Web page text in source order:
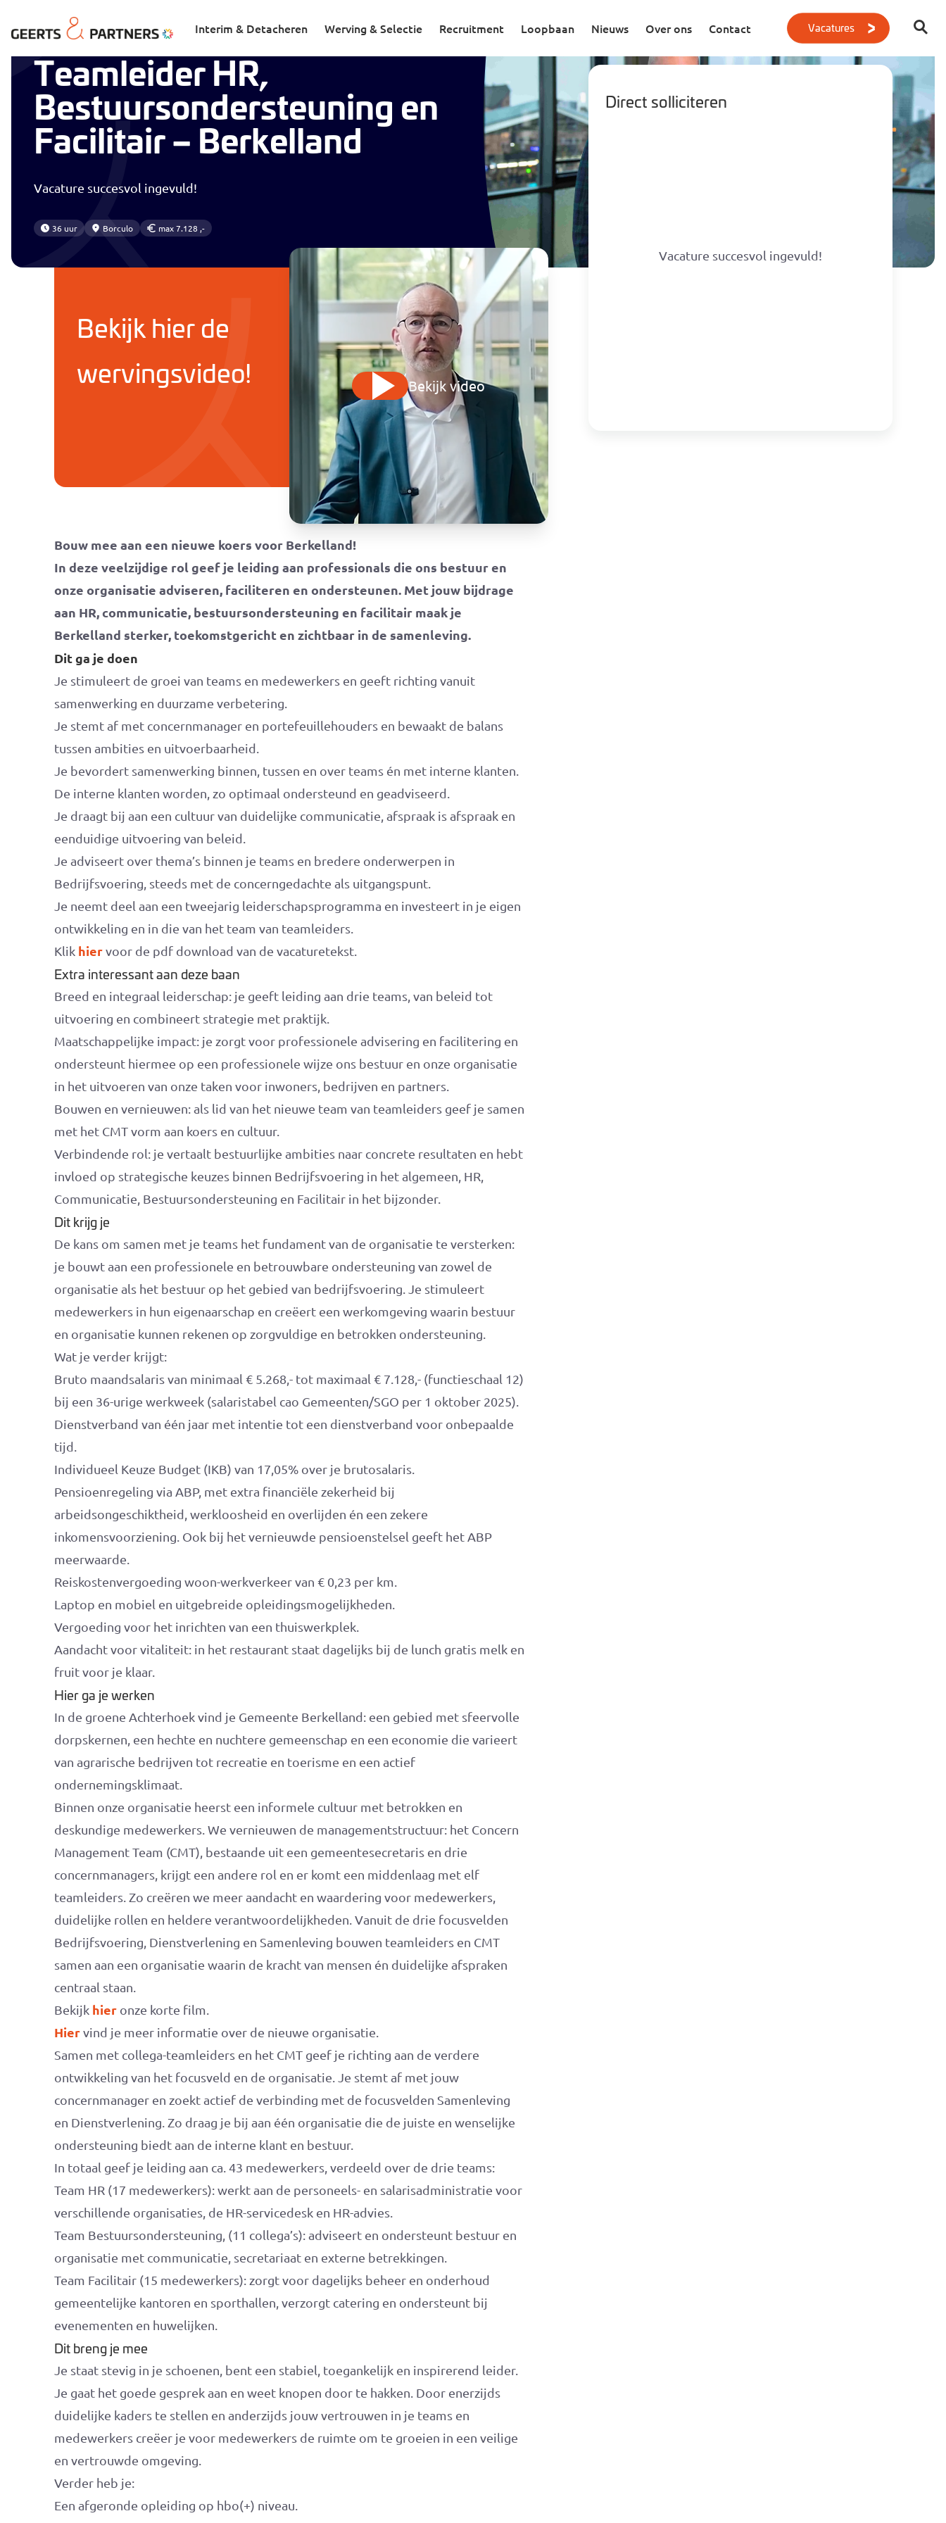
Interim & Detacheren Werving & Selectie Recruitment Loopbaan Nieuws Over ons Contact Vacatures
Teamleider HR, Bestuursondersteuning en Facilitair – Berkelland
Teamleider HR,
Bestuursondersteuning en
Facilitair – Berkelland
Vacature succesvol ingevuld!
36 uur Borculo max 7.128 ,-
Direct solliciteren
Vacature succesvol ingevuld!
Bekijk hier de
wervingsvideo!
Bekijk video
Bouw mee aan een nieuwe koers voor Berkelland!
In deze veelzijdige rol geef je leiding aan professionals die ons bestuur en
onze organisatie adviseren, faciliteren en ondersteunen. Met jouw bijdrage
aan HR, communicatie, bestuursondersteuning en facilitair maak je
Berkelland sterker, toekomstgericht en zichtbaar in de samenleving.
Dit ga je doen
Je stimuleert de groei van teams en medewerkers en geeft richting vanuit
samenwerking en duurzame verbetering.
Je stemt af met concernmanager en portefeuillehouders en bewaakt de balans
tussen ambities en uitvoerbaarheid.
Je bevordert samenwerking binnen, tussen en over teams én met interne klanten.
De interne klanten worden, zo optimaal ondersteund en geadviseerd.
Je draagt bij aan een cultuur van duidelijke communicatie, afspraak is afspraak en
eenduidige uitvoering van beleid.
Je adviseert over thema’s binnen je teams en bredere onderwerpen in
Bedrijfsvoering, steeds met de concerngedachte als uitgangspunt.
Je neemt deel aan een tweejarig leiderschapsprogramma en investeert in je eigen
ontwikkeling en in die van het team van teamleiders.
Klik hiervoor de pdf download van de vacaturetekst.
Extra interessant aan deze baan
Breed en integraal leiderschap: je geeft leiding aan drie teams, van beleid tot
uitvoering en combineert strategie met praktijk.
Maatschappelijke impact: je zorgt voor professionele advisering en facilitering en
ondersteunt hiermee op een professionele wijze ons bestuur en onze organisatie
in het uitvoeren van onze taken voor inwoners, bedrijven en partners.
Bouwen en vernieuwen: als lid van het nieuwe team van teamleiders geef je samen
met het CMT vorm aan koers en cultuur.
Verbindende rol: je vertaalt bestuurlijke ambities naar concrete resultaten en hebt
invloed op strategische keuzes binnen Bedrijfsvoering in het algemeen, HR,
Communicatie, Bestuursondersteuning en Facilitair in het bijzonder.
Dit krijg je
De kans om samen met je teams het fundament van de organisatie te versterken:
je bouwt aan een professionele en betrouwbare ondersteuning van zowel de
organisatie als het bestuur op het gebied van bedrijfsvoering. Je stimuleert
medewerkers in hun eigenaarschap en creëert een werkomgeving waarin bestuur
en organisatie kunnen rekenen op zorgvuldige en betrokken ondersteuning.
Wat je verder krijgt:
Bruto maandsalaris van minimaal € 5.268,- tot maximaal € 7.128,- (functieschaal 12)
bij een 36-urige werkweek (salaristabel cao Gemeenten/SGO per 1 oktober 2025).
Dienstverband van één jaar met intentie tot een dienstverband voor onbepaalde
tijd.
Individueel Keuze Budget (IKB) van 17,05% over je brutosalaris.
Pensioenregeling via ABP, met extra financiële zekerheid bij
arbeidsongeschiktheid, werkloosheid en overlijden én een zekere
inkomensvoorziening. Ook bij het vernieuwde pensioenstelsel geeft het ABP
meerwaarde.
Reiskostenvergoeding woon-werkverkeer van € 0,23 per km.
Laptop en mobiel en uitgebreide opleidingsmogelijkheden.
Vergoeding voor het inrichten van een thuiswerkplek.
Aandacht voor vitaliteit: in het restaurant staat dagelijks bij de lunch gratis melk en
fruit voor je klaar.
Hier ga je werken
In de groene Achterhoek vind je Gemeente Berkelland: een gebied met sfeervolle
dorpskernen, een hechte en nuchtere gemeenschap en een economie die varieert
van agrarische bedrijven tot recreatie en toerisme en een actief
ondernemingsklimaat.
Binnen onze organisatie heerst een informele cultuur met betrokken en
deskundige medewerkers. We vernieuwen de managementstructuur: het Concern
Management Team (CMT), bestaande uit een gemeentesecretaris en drie
concernmanagers, krijgt een andere rol en er komt een middenlaag met elf
teamleiders. Zo creëren we meer aandacht en waardering voor medewerkers,
duidelijke rollen en heldere verantwoordelijkheden. Vanuit de drie focusvelden
Bedrijfsvoering, Dienstverlening en Samenleving bouwen teamleiders en CMT
samen aan een organisatie waarin de kracht van mensen én duidelijke afspraken
centraal staan.
Bekijk hieronze korte film.
Hiervind je meer informatie over de nieuwe organisatie.
Samen met collega-teamleiders en het CMT geef je richting aan de verdere
ontwikkeling van het focusveld en de organisatie. Je stemt af met jouw
concernmanager en zoekt actief de verbinding met de focusvelden Samenleving
en Dienstverlening. Zo draag je bij aan één organisatie die de juiste en wenselijke
ondersteuning biedt aan de interne klant en bestuur.
In totaal geef je leiding aan ca. 43 medewerkers, verdeeld over de drie teams:
Team HR (17 medewerkers): werkt aan de personeels- en salarisadministratie voor
verschillende organisaties, de HR-servicedesk en HR-advies.
Team Bestuursondersteuning, (11 collega’s): adviseert en ondersteunt bestuur en
organisatie met communicatie, secretariaat en externe betrekkingen.
Team Facilitair (15 medewerkers): zorgt voor dagelijks beheer en onderhoud
gemeentelijke kantoren en sporthallen, verzorgt catering en ondersteunt bij
evenementen en huwelijken.
Dit breng je mee
Je staat stevig in je schoenen, bent een stabiel, toegankelijk en inspirerend leider.
Je gaat het goede gesprek aan en weet knopen door te hakken. Door enerzijds
duidelijke kaders te stellen en anderzijds jouw vertrouwen in je teams en
medewerkers creëer je voor medewerkers de ruimte om te groeien in een veilige
en vertrouwde omgeving.
Verder heb je:
Een afgeronde opleiding op hbo(+) niveau.